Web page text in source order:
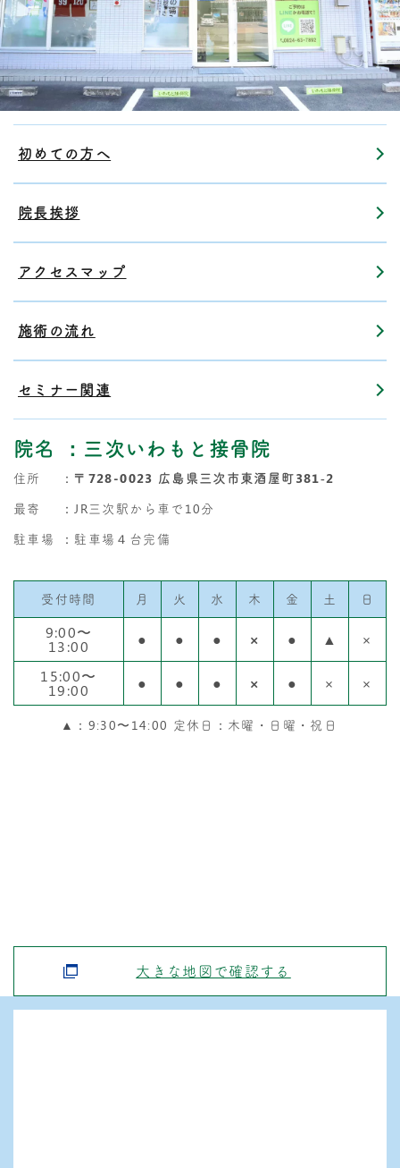
初めての方へ
院長挨拶
アクセスマップ
施術の流れ
セミナー関連
院名 ：三次いわもと接骨院
住所 ： 〒728-0023 広島県三次市東酒屋町381‐2
最寄
：JR三次駅から車で10分
駐車場
：駐車場４台完備
受付時間 月 火 水 木 金 土 日
9:00〜
13:00 ● ● ● × ● ▲
×
15:00〜
19:00 ● ● ● × ● × ×
▲：9:30〜14:00 定休日：木曜・日曜・祝日
大きな地図で確認する